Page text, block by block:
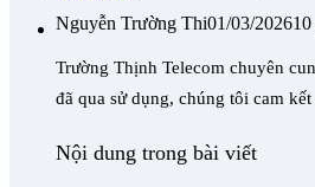
Nguyễn Trường Thi01/03/2026
Trường Thịnh Telecom chuyên
đã qua sử dụng, chúng tôi cam
Nội dung trong bài viết